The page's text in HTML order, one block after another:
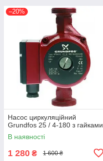
–20%
Насос циркуляційний
Grundfos 25 / 4-180 з гайками
В наявності
1 280 ₴ 1 600 ₴